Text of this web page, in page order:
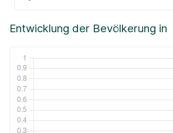
Entwicklung der Bevölkerung in